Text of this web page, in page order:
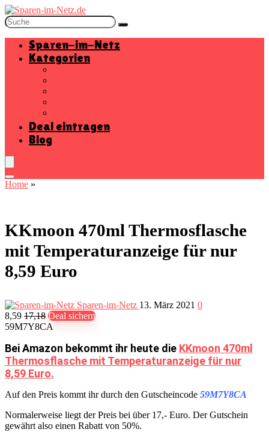
Sparen-im-Netz
Kategorien
Deal eintragen
Blog
Home »
KKmoon 470ml Thermosflasche
mit Temperaturanzeige für nur
8,59 Euro
Sparen-im-Netz 13. März 2021 0
8,59 17,18 Deal sichern
59M7Y8CA
Bei Amazon bekommt ihr heute die KKmoon 470ml
Thermosflasche mit Temperaturanzeige für nur
8,59 Euro.
Auf den Preis kommt ihr durch den Gutscheincode 59M7Y8CA
Normalerweise liegt der Preis bei über 17,- Euro. Der Gutschein
gewährt also einen Rabatt von 50%.